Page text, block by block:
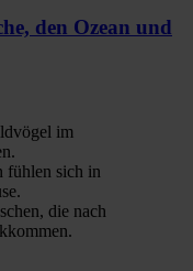
den Ozean und
im
fühlen sich in
die nach